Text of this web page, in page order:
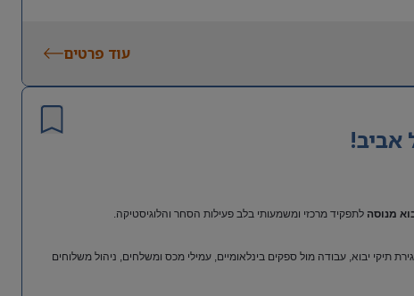
עוד פרטים
אביב!
מנוסה לתפקיד מרכזי ומשמעותי בלב פעילות הסחר והלוגיסטיקה.
תיקי יבוא, עבודה מול ספקים בינלאומיים, עמילי מכס ומשלחים, ניהול משלוחים